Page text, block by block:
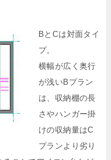
BとCは対面タイ
プ。
横幅が広く奥行
が浅いBプラン
は、収納棚の長
さやハンガー掛
けの収納量はC
プランより劣り